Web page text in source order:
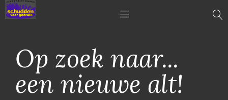
Op zoek naar...
een nieuwe alt!